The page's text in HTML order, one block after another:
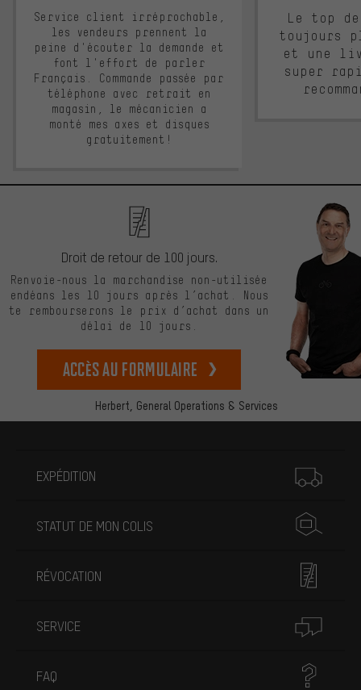
Service client irréprochable,
les vendeurs prennent la
peine d'écouter la demande et
font l'effort de parler
Français. Commande passée par
téléphone avec retrait en
magasin, le mécanicien a
monté mes axes et disques
gratuitement!
Le top
toujours
et une
super
Herbert, General Operations & Services
Droit de retour de 100 jours.
Renvoie-nous la marchandise non-utilisée
endéans les 10 jours après l’achat. Nous
te rembourserons le prix d’achat dans un
délai de 10 jours.
Accès au formulaire
EXPÉDITION
STATUT DE MON COLIS
RÉVOCATION
SERVICE
FAQ